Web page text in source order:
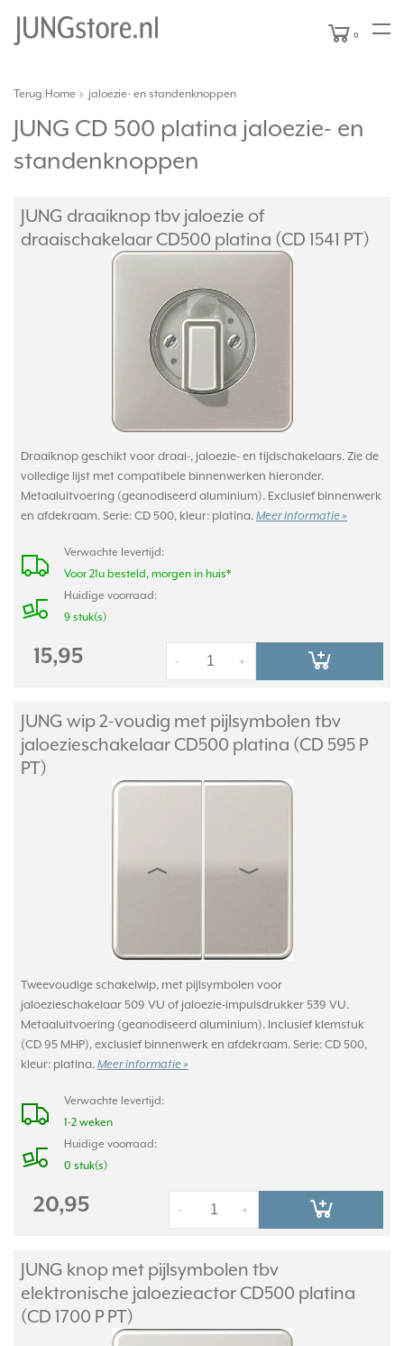
0
Terug Home jaloezie- en standenknoppen
JUNG CD 500 platina jaloezie- en
standenknoppen
JUNG draaiknop tbv jaloezie of
draaischakelaar CD500 platina (CD 1541 PT)
Draaiknop geschikt voor draai-, jaloezie- en tijdschakelaars. Zie de
volledige lijst met compatibele binnenwerken hieronder.
Metaaluitvoering (geanodiseerd aluminium). Exclusief binnenwerk
en afdekraam. Serie: CD 500, kleur: platina. Meer informatie »
Verwachte levertijd:
Voor 21u besteld, morgen in huis*
Huidige voorraad:
9 stuk(s)
15,95 +
-
JUNG wip 2-voudig met pijlsymbolen tbv
jaloezieschakelaar CD500 platina (CD 595 P
PT)
Tweevoudige schakelwip, met pijlsymbolen voor
jaloezieschakelaar 509 VU of jaloezie-impulsdrukker 539 VU.
Metaaluitvoering (geanodiseerd aluminium). Inclusief klemstuk
(CD 95 MHP), exclusief binnenwerk en afdekraam. Serie: CD 500,
kleur: platina. Meer informatie »
Verwachte levertijd:
1-2 weken
Huidige voorraad:
0 stuk(s)
20,95 +
-
JUNG knop met pijlsymbolen tbv
elektronische jaloezieactor CD500 platina
(CD 1700 P PT)